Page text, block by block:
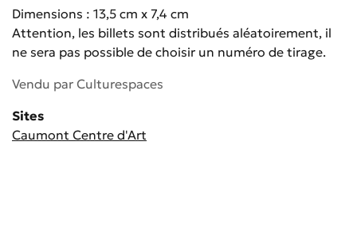
Dimensions : 13,5 cm x 7,4 cm
Attention, les billets sont distribués aléatoirement, il
ne sera pas possible de choisir un numéro de tirage.
Vendu par Culturespaces
Sites
Caumont Centre d'Art